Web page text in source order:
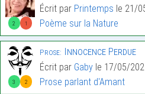
2 1
Écrit par Printemps le 21/
Poème sur la Nature
3 2
Prose: Innocence Perdue
Écrit par Gaby le 17/05/
Prose parlant d'Amant